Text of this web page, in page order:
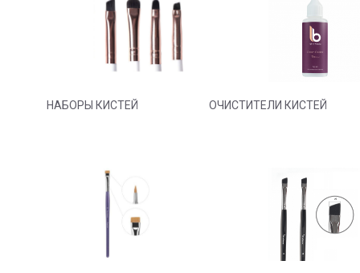
НАБОРЫ КИСТЕЙ ОЧИСТИТЕЛИ КИСТЕЙ